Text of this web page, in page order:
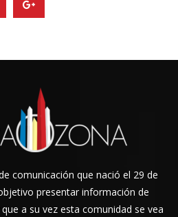
comunicación que nació el 29 de
presentar información de
a su vez esta comunidad se vea